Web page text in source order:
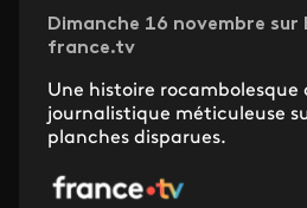
Dimanche 16 novembre sur
france.tv
Une histoire rocambolesque
journalistique méticuleuse
planches disparues.